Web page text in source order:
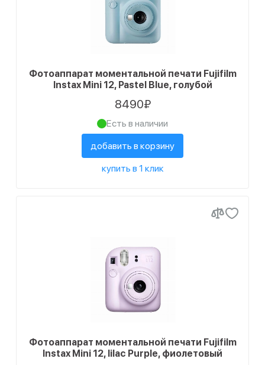
Фотоаппарат моментальной печати Fujifilm
Instax Mini 12, Pastel Blue, голубой
8490₽
Есть в наличии
добавить в корзину
купить в 1 клик
Фотоаппарат моментальной печати Fujifilm
Instax Mini 12, lilac Purple, фиолетовый